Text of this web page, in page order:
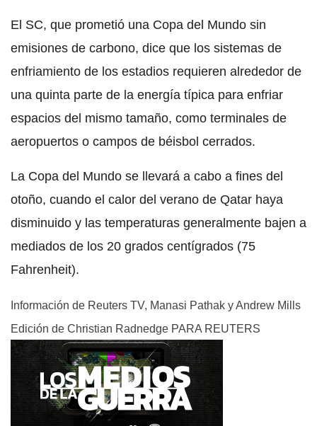
El SC, que prometió una Copa del Mundo sin
emisiones de carbono, dice que los sistemas de
enfriamiento de los estadios requieren alrededor de
una quinta parte de la energía típica para enfriar
espacios del mismo tamaño, como terminales de
aeropuertos o campos de béisbol cerrados.
La Copa del Mundo se llevará a cabo a fines del
otoño, cuando el calor del verano de Qatar haya
disminuido y las temperaturas generalmente bajen a
mediados de los 20 grados centígrados (75
Fahrenheit).
Información de Reuters TV, Manasi Pathak y Andrew Mills
Edición de Christian Radnedge PARA REUTERS